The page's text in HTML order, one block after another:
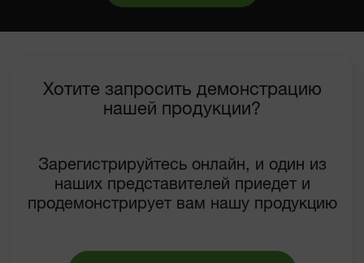
Хотите запросить демонстрацию
нашей продукции?
Зарегистрируйтесь онлайн, и один из
наших представителей приедет и
продемонстрирует вам нашу продукцию